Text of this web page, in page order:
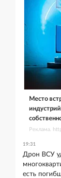
Место
Реклама.
19:31
Дрон ВСУ
есть